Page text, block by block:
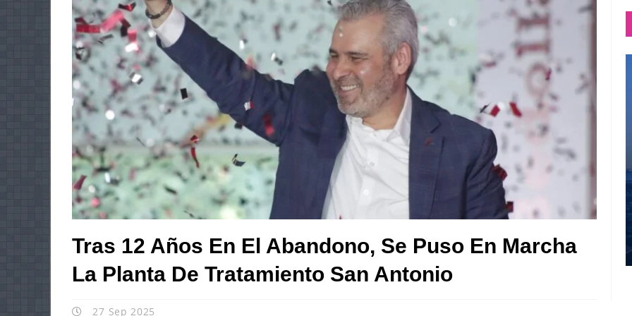
Tras 12 Años En El Abandono, Se Puso En Marcha
La Planta De Tratamiento San Antonio
27 Sep 2025